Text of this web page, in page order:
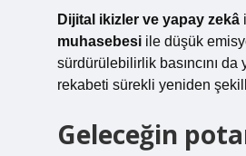
Dijital ikizler ve yapay zekâ
muhasebesi ile düşük
sürdürülebilirlik basıncını
rekabeti sürekli yeniden
Geleceğin